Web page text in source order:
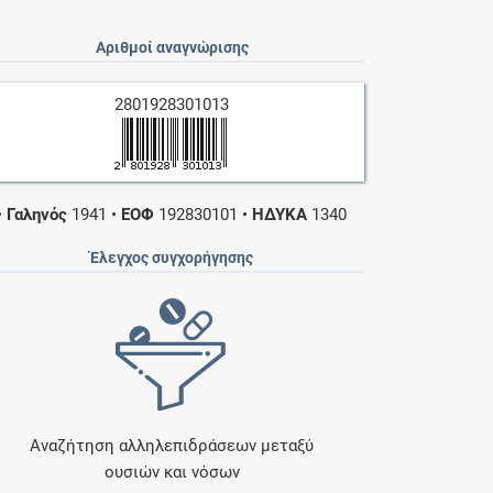
Αριθμοί αναγνώρισης
2801928301013
Γαληνός 1941 • ΕΟΦ 192830101 • ΗΔΥΚΑ 1340
Έλεγχος συγχορήγησης
Αναζήτηση αλληλεπιδράσεων μεταξύ
ουσιών και νόσων